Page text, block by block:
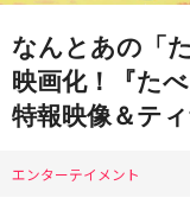
なんとあの「
映画化！『た
特報映像＆テ
エンターテイメント